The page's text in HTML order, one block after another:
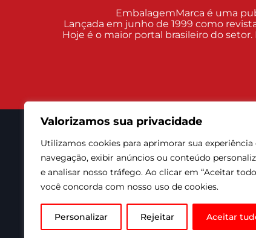
Valorizamos sua privacidade
Utilizamos cookies para aprimorar sua experiência
navegação, exibir anúncios ou conteúdo
e analisar nosso tráfego. Ao clicar em “Aceitar
você concorda com nosso uso de cookies.
Personalizar Rejeitar Aceitar
EmbalagemMarca é uma
Lançada em junho de 1999 como
Hoje é o maior portal brasileiro do
EM nas Redes Sociais